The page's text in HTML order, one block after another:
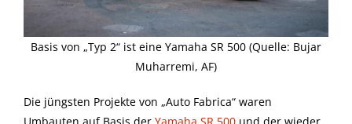
Basis von „Typ 2“ ist eine Yamaha SR 500 (Quelle: Bujar
Muharremi, AF)
Die jüngsten Projekte von „Auto Fabrica“ waren